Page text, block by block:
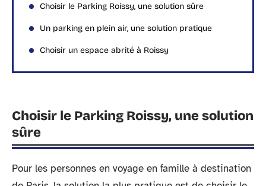
Choisir le Parking Roissy, une solution sûre
Un parking en plein air, une solution pratique
Choisir un espace abrité à Roissy
Choisir le Parking Roissy, une solution
sûre
Pour les personnes en voyage en famille à destination